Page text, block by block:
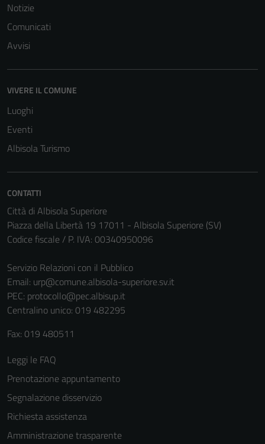
Notizie
Comunicati
Avvisi
VIVERE IL COMUNE
Luoghi
Eventi
Albisola Turismo
CONTATTI
Città di Albisola Superiore
Piazza della Libertà 19 17011 - Albisola Superiore (SV)
Codice fiscale / P. IVA: 00340950096
Servizio Relazioni con il Pubblico
Email: urp@comune.albisola-superiore.sv.it
PEC: protocollo@pec.albisup.it
Centralino unico: 019 482295
Fax: 019 480511
Leggi le FAQ
Prenotazione appuntamento
Segnalazione disservizio
Richiesta assistenza
Amministrazione trasparente
Questi cookie
personali.